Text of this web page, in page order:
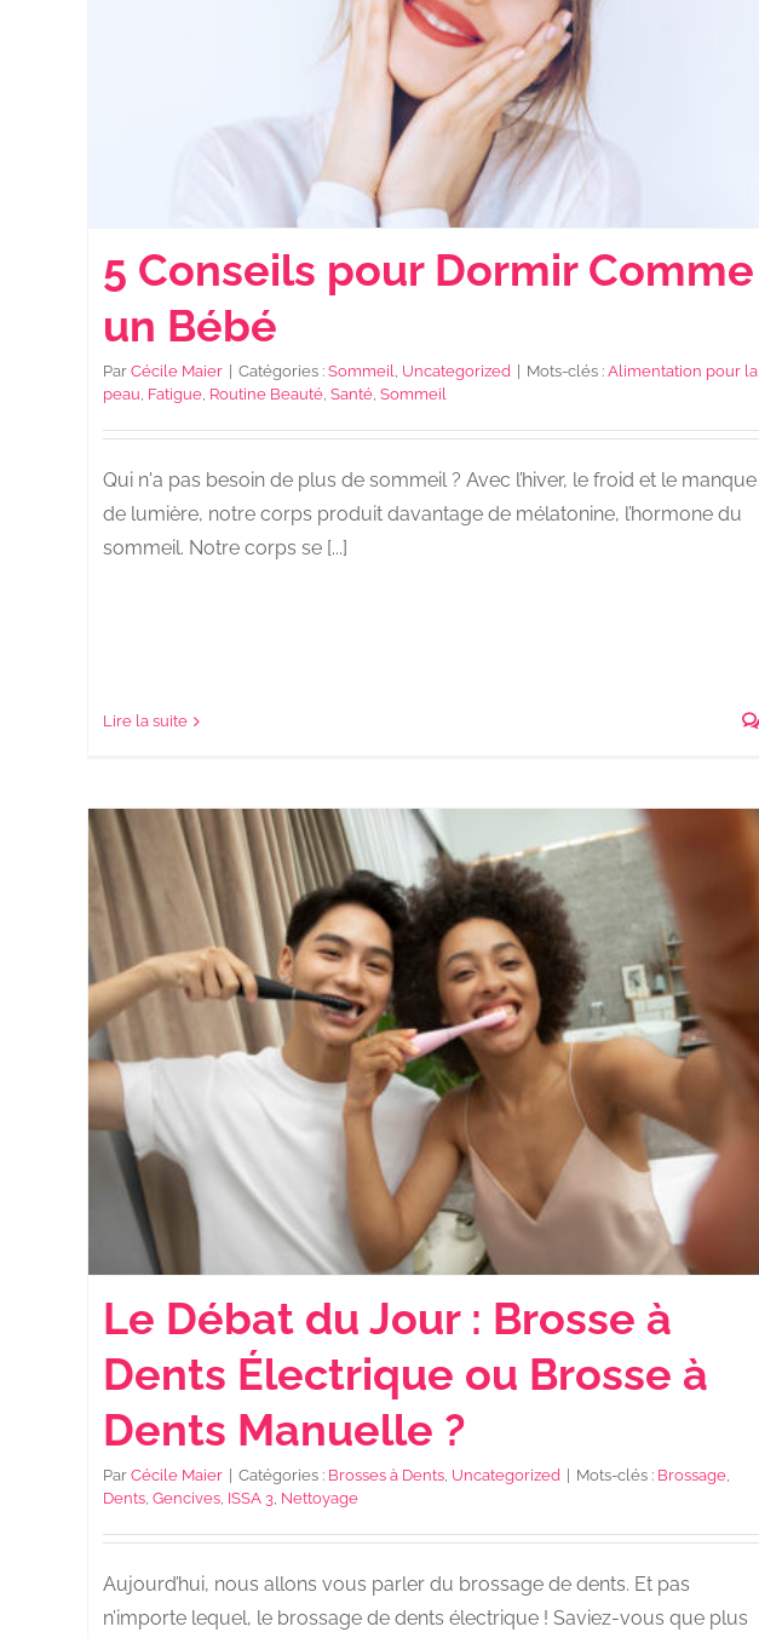
5 Conseils pour Dormir Comme
un Bébé
Par Cécile Maier Catégories : Sommeil, Uncategorized Mots-clés : Alimentation pour la
peau, Fatigue, Routine Beauté, Santé, Sommeil
Qui n'a pas besoin de plus de sommeil ? Avec l’hiver, le froid et le manque
de lumière, notre corps produit davantage de mélatonine, l’hormone du
sommeil. Notre corps se [...]
Lire la suite
Le Débat du Jour : Brosse à
Dents Électrique ou Brosse à
Dents Manuelle ?
Par Cécile Maier Catégories : Brosses à Dents, Uncategorized Mots-clés : Brossage,
Dents, Gencives, ISSA 3, Nettoyage
Aujourd’hui, nous allons vous parler du brossage de dents. Et pas
n’importe lequel, le brossage de dents électrique ! Saviez-vous que plus